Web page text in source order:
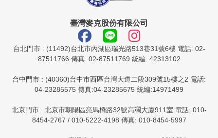
臺灣麥克股份有限公司
台北門市 : (11492)台北市內湖區瑞光路513巷31號6樓 電話: 02-
87511766 傳真: 02-87511769 統編: 42313102
台中門市 : (40360)台中市西區台灣大道二段309號15樓之2 電話:
04-23285575 傳真:04-23285675 統編:14971499
北京門市 : 北京市朝陽區亮馬橋路32號高斕大廈911室 電話: 010-
8454-2767 / 010-5222-4198 傳真: 010-8454-5997